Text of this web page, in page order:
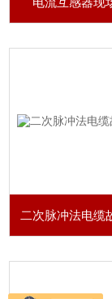
二次脉冲法电缆